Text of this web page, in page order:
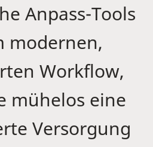
Anpass-Tools
modernen,
Workflow,
mühelos eine
Versorgung